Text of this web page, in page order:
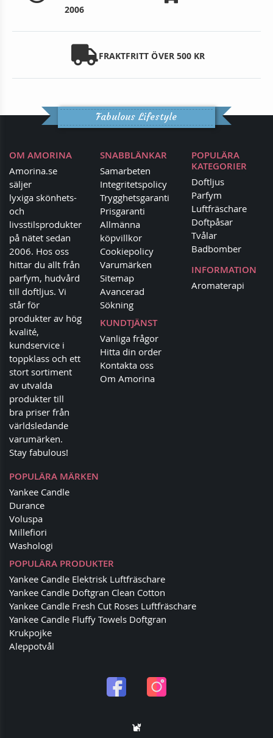
2006
FRAKTFRITT ÖVER 500 KR
Fabulous Lifestyle
OM AMORINA
Amorina.se
säljer
lyxiga skönhets-
och
livsstilsprodukter
på nätet sedan
2006. Hos oss
hittar du allt från
parfym, hudvård
till doftljus. Vi
står för
produkter av hög
kvalité,
kundservice i
toppklass och ett
stort sortiment
av utvalda
produkter till
bra priser från
världsledande
varumärken.
Stay fabulous!
SNABBLÄNKAR
Samarbeten
Integritetspolicy
Trygghetsgaranti
Prisgaranti
Allmänna
köpvillkor
Cookiepolicy
Varumärken
Sitemap
Avancerad
Sökning
KUNDTJÄNST
Vanliga frågor
Hitta din order
Kontakta oss
Om Amorina
POPULÄRA
KATEGORIER
Doftljus
Parfym
Luftfräschare
Doftpåsar
Tvålar
Badbomber
INFORMATION
Aromaterapi
POPULÄRA MÄRKEN
Yankee Candle
Durance
Voluspa
Millefiori
Washologi
POPULÄRA PRODUKTER
Yankee Candle Elektrisk Luftfräschare
Yankee Candle Doftgran Clean Cotton
Yankee Candle Fresh Cut Roses Luftfräschare
Yankee Candle Fluffy Towels Doftgran
Krukpojke
Aleppotvål